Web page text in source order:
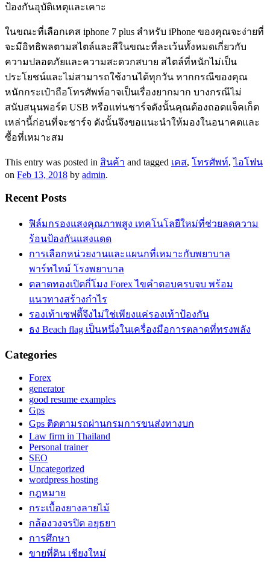
ป้องกันอุบัติเหตุและเคาะ
ในขณะที่เลือกเคส iphone 7 plus สำหรับ iPhone ของคุณจะง่ายที่
จะมีอิทธิพลตามสไตล์และสีในขณะที่ละเว้นทั้งหมดเกี่ยวกับ
ความปลอดภัยและความสะดวกสบาย สไตล์ที่หนักไม่เป็น
ประโยชน์และไม่สามารถใช้งานได้ทุกวัน หากกรณีของคุณ
หนักกระเป๋าถือโทรศัพท์อาจเป็นเรื่องยากมาก บางกรณีไม่
สนับสนุนพอร์ต USB หรือแท่นชาร์จดังนั้นคุณต้องถอดแจ็คเก็ต
เหล่านี้ก่อนที่จะชาร์จ ดังนั้นจึงขอแนะนำให้มองในอนาคตและ
ซื้อที่เหมาะสม
This entry was posted in สินค้า and tagged เคส, โทรศัพท์,ไอโฟน
on Feb 13, 2018 by admin.
Recent Posts
ฟิล์มกรองแสงคุณภาพสูง เทคโนโลยีใหม่ที่ช่วยลดความ
ร้อนป้องกันแสงแดด
การเลือกหน่วยงานและแผนกที่เหมาะกับพยาบาล
พาร์ทไทม์ โรงพยาบาล
ตลาดทองเปิดกี่โมง Forex ไขคำตอบครบจบ พร้อม
แนวทางสร้างกำไร
รองเท้าเซฟตี้จึงไม่ใช่เพียงแค่รองเท้าป้องกัน
ธง Beach flag เป็นหนึ่งในเครื่องมือการตลาดที่ทรงพลัง
Categories
Forex
generator
good resume examples
Gps
Gps ติดตามรถผ่านกรมการขนส่งทางบก
Law firm in Thailand
Personal trainer
SEO
Uncategorized
wordpress hosting
กฎหมาย
กระเบื้องยางลายไม้
กล้องวงจรปิด อยุธยา
การศึกษา
ขายที่ดิน เชียงใหม่